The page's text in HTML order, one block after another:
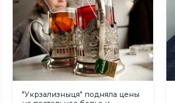
"Укрзализныця" подняла цены